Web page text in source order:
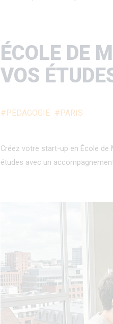
ÉCOLE DE
VOS
#PEDAGOGIE #PARIS
Créez votre start-up en École de
études avec un